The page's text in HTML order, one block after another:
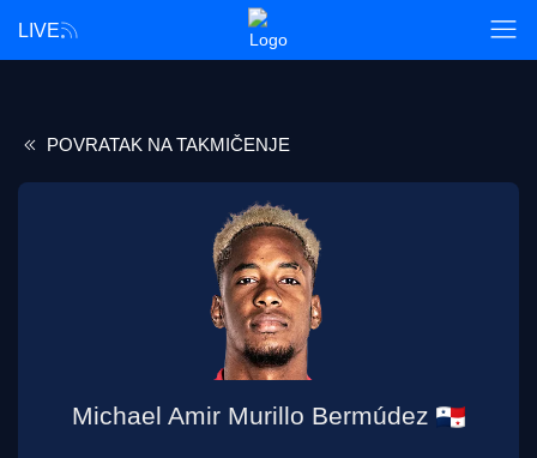
LIVE
POVRATAK NA TAKMIČENJE
Michael Amir Murillo Bermúdez